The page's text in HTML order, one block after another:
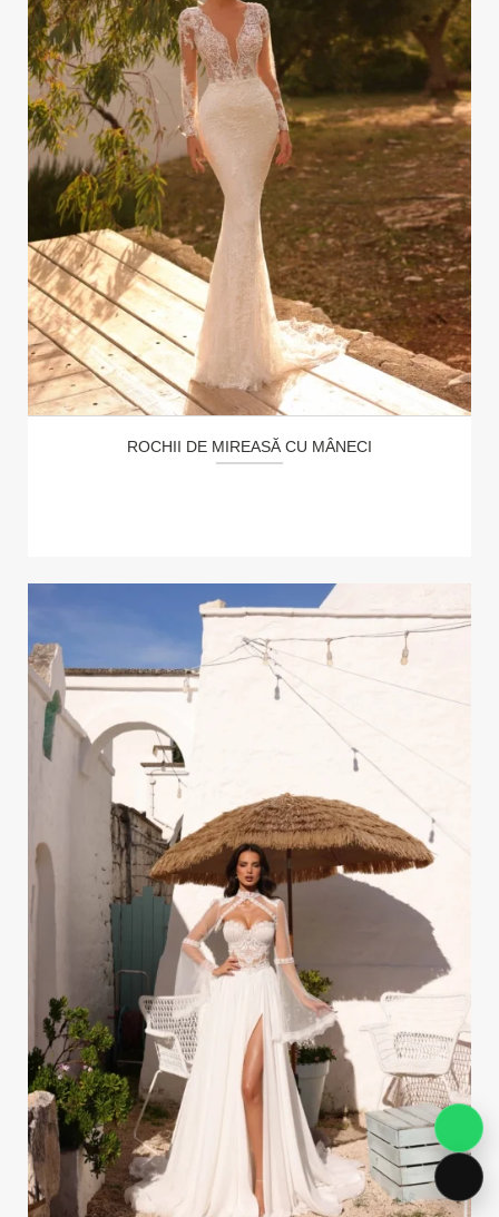
ROCHII DE MIREASĂ CU MÂNECI